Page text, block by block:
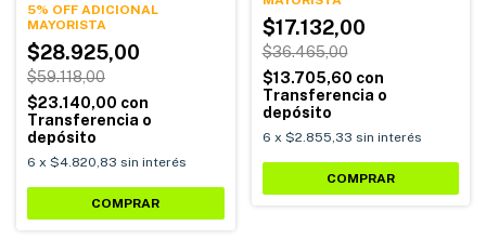
5% OFF ADICIONAL
$28.925,00
$59.118,00
$23.140,00 con
Transferencia o
depósito
6 x $4.820,83 sin interés
COMPRAR
$17.132,00
$36.465,00
$13.705,60 con
Transferencia o
depósito
6 x $2.855,33 sin interés
COMPRAR